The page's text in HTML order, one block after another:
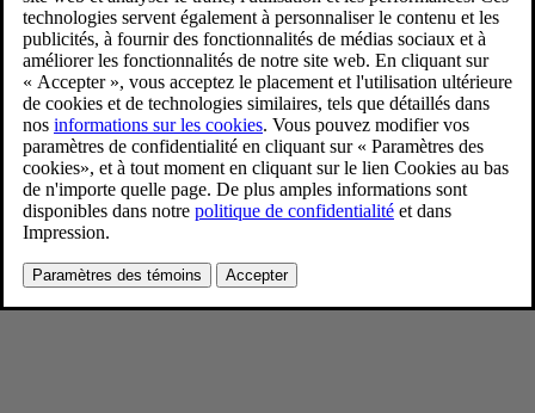
New Volvo XC90 T8 - exterior
11/26/2024
Favoris
Partager
Télécharger
New Volvo XC90 T8 - exterior
Pour consulter toute l’information sur les droits d’auteur, cliquez ici